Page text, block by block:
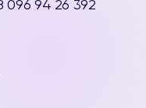
096 94 26 392